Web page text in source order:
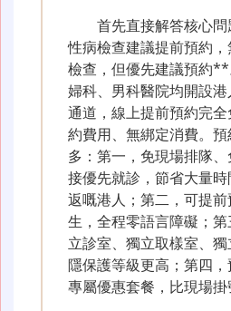
首先直接解答核心
性病檢查建議提前預約
檢查，但優先建議預約
婦科、男科醫院均開設
通道，線上提前預約完
約費用、無綁定消費。
多：第一，免現場排隊
接優先就診，節省大量
返嘅港人；第二，可提
生，全程零語言障礙；
立診室、獨立取樣室、
隱保護等級更高；第四
專屬優惠套餐，比現場掛